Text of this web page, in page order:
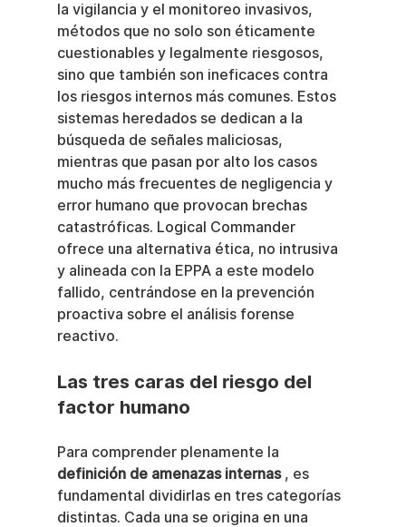
la vigilancia y el monitoreo invasivos,
métodos que no solo son éticamente
cuestionables y legalmente riesgosos,
sino que también son ineficaces contra
los riesgos internos más comunes. Estos
sistemas heredados se dedican a la
búsqueda de señales maliciosas,
mientras que pasan por alto los casos
mucho más frecuentes de negligencia y
error humano que provocan brechas
catastróficas. Logical Commander
ofrece una alternativa ética, no intrusiva
y alineada con la EPPA a este modelo
fallido, centrándose en la prevención
proactiva sobre el análisis forense
reactivo.
Las tres caras del riesgo del
factor humano
Para comprender plenamente la
definición de amenazas internas , es
fundamental dividirlas en tres categorías
distintas. Cada una se origina en una